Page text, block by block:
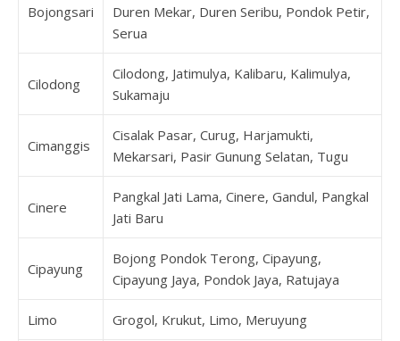
Bojongsari
Duren Mekar, Duren Seribu, Pondok Petir,
Serua
Cilodong
Cilodong, Jatimulya, Kalibaru, Kalimulya,
Sukamaju
Cimanggis
Cisalak Pasar, Curug, Harjamukti,
Mekarsari, Pasir Gunung Selatan, Tugu
Cinere
Pangkal Jati Lama, Cinere, Gandul, Pangkal
Jati Baru
Cipayung
Bojong Pondok Terong, Cipayung,
Cipayung Jaya, Pondok Jaya, Ratujaya
Limo Grogol, Krukut, Limo, Meruyung